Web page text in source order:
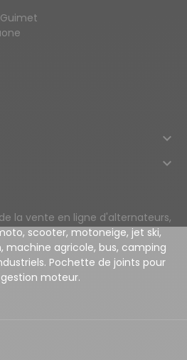


la vente en ligne d'alternateurs,
scooter, motoneige, jet ski,
machine agricole, bus, camping
Pochette de joints pour
moteur.